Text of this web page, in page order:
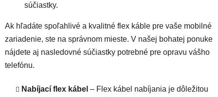
súčiastky.
Ak hľadáte spoľahlivé a kvalitné flex káble pre vaše mobilné
zariadenie, ste na správnom mieste. V našej bohatej ponuke
nájdete aj nasledovné súčiastky potrebné pre opravu vášho
telefónu.
Nabíjací flex kábel – Flex kábel nabíjania je dôležitou